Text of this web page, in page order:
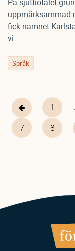
På sjuttiotalet
uppmärksammad
fick namnet
vi...
Språk
Pagination
Föregående
sida
First
page
1
Page
7 Page
8